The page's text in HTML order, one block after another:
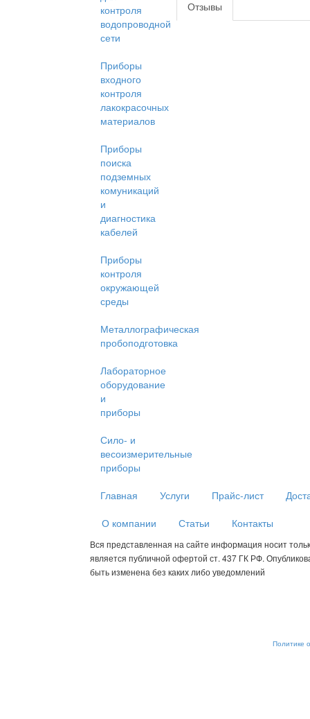
контроля
водопроводной
сети
Приборы
входного
контроля
лакокрасочных
материалов
Приборы
поиска
подземных
комуникаций
и
диагностика
кабелей
Приборы
контроля
окружающей
среды
Металлографическая
пробоподготовка
Лабораторное
оборудование
и
приборы
Сило- и
весоизмерительные
приборы
Отзывы
Главная Услуги Прайс-лист
О компании
Статьи Контакты
Вся представленная на сайте информация носит
является публичной офертой ст. 437 ГК РФ.
быть изменена без каких либо уведомлений
Политике